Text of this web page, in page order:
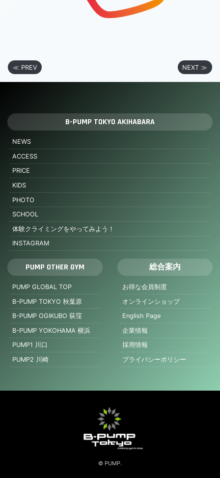
≪ PREV NEXT ≫
B-PUMP TOKYO AKIHABARA
NEWS
ACCESS
PRICE
KIDS
PHOTO
SCHOOL
体験クライミングをやってみよう！
INSTAGRAM
PUMP OTHER GYM
PUMP GLOBAL TOP
B-PUMP TOKYO 秋葉原
B-PUMP OGIKUBO 荻窪
B-PUMP YOKOHAMA 横浜
PUMP1 川口
PUMP2 川崎
総合案内
お得な会員制度
オンラインショップ
English Page
企業情報
採用情報
プライバシーポリシー
© PUMP.